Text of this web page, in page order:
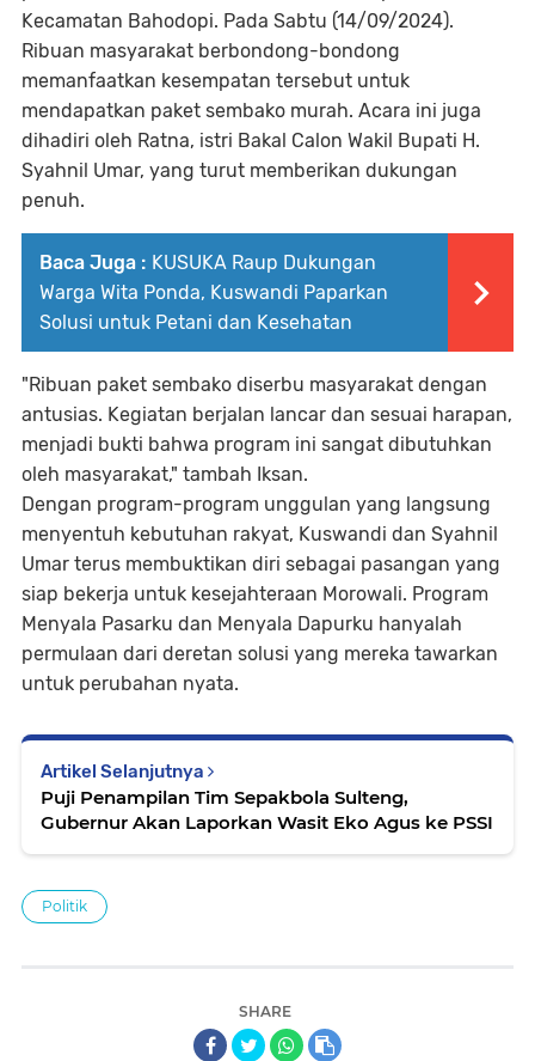
Kecamatan Bahodopi. Pada Sabtu (14/09/2024).
Ribuan masyarakat berbondong-bondong
memanfaatkan kesempatan tersebut untuk
mendapatkan paket sembako murah. Acara ini juga
dihadiri oleh Ratna, istri Bakal Calon Wakil Bupati H.
Syahnil Umar, yang turut memberikan dukungan
penuh.
Baca Juga : KUSUKA Raup Dukungan
Warga Wita Ponda, Kuswandi Paparkan
Solusi untuk Petani dan Kesehatan
"Ribuan paket sembako diserbu masyarakat dengan
antusias. Kegiatan berjalan lancar dan sesuai harapan,
menjadi bukti bahwa program ini sangat dibutuhkan
oleh masyarakat," tambah Iksan.
Dengan program-program unggulan yang langsung
menyentuh kebutuhan rakyat, Kuswandi dan Syahnil
Umar terus membuktikan diri sebagai pasangan yang
siap bekerja untuk kesejahteraan Morowali. Program
Menyala Pasarku dan Menyala Dapurku hanyalah
permulaan dari deretan solusi yang mereka tawarkan
untuk perubahan nyata.
Artikel Selanjutnya
Puji Penampilan Tim Sepakbola Sulteng,
Gubernur Akan Laporkan Wasit Eko Agus ke PSSI
Politik
SHARE